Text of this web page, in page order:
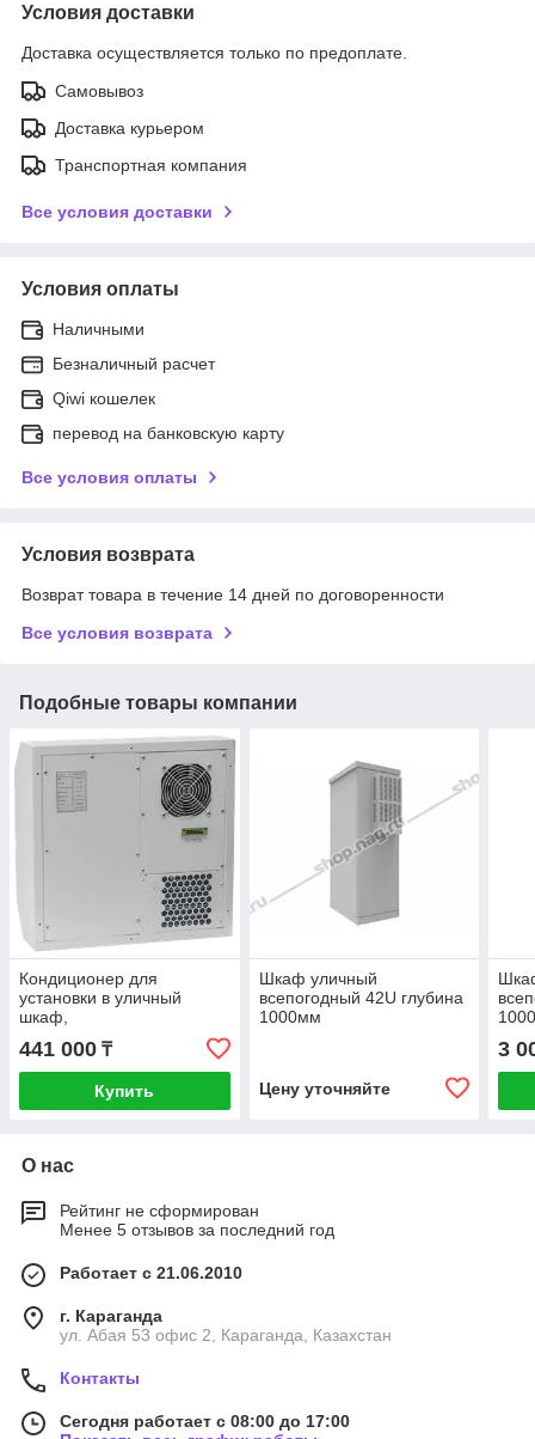
Условия доставки
Доставка осуществляется только по предоплате.
Самовывоз
Доставка курьером
Транспортная компания
Все условия доставки
Условия оплаты
Наличными
Безналичный расчет
Qiwi кошелек
перевод на банковскую карту
Все условия оплаты
Условия возврата
Возврат товара в течение 14 дней по договоренности
Все условия возврата
Подобные товары компании
Кондиционер для
установки в уличный
шкаф,
холодопроизводительность
500Вт, со встроенным
электрическим калорифе
441 000 ₸
Купить
Шкаф уличный
всепогодный 42U глубина
1000мм
Цену уточняйте
3
О нас
Рейтинг не сформирован
Менее 5 отзывов за последний год
Работает с 21.06.2010
г. Караганда
ул. Абая 53 офис 2, Караганда, Казахстан
Контакты
Сегодня работает с 08:00 до 17:00